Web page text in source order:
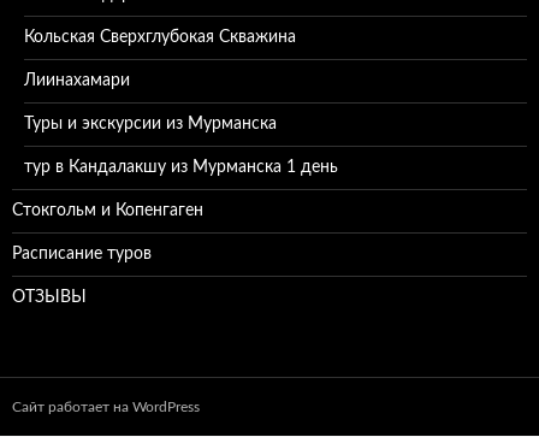
Кольская Сверхглубокая Скважина
Лиинахамари
Туры и экскурсии из Мурманска
тур в Кандалакшу из Мурманска 1 день
Стокгольм и Копенгаген
Расписание туров
ОТЗЫВЫ
Сайт работает на WordPress